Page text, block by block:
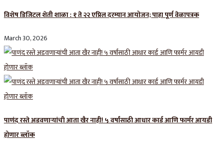
विशेष डिजिटल शेती शाळा : १ ते २२ एप्रिल दरम्यान आयोजन; पाहा पूर्ण वेळापत्रक
March 30, 2026
पाणंद रस्ते अडवणाऱ्यांची आता खैर नाही! ५ वर्षांसाठी आधार कार्ड आणि फार्मर आयडी
होणार ब्लॉक